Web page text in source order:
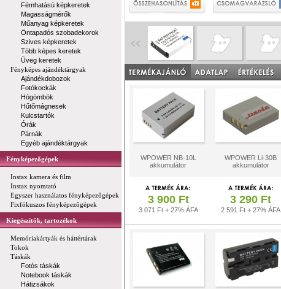
Fémhatású képkeretek
Magasságmérők
Műanyag képkeretek
Öntapadós szobadekorok
Szives képkeretek
Több képes keretek
Üveg keretek
Fényképes ajándéktárgyak
Ajándékdobozok
Fotókockák
Hógömbök
Hűtőmágnesek
Kulcstartók
Órák
Párnák
Egyéb ajándéktárgyak
Fényképezőgépek
Instax kamera és film
Instax nyomtató
Egyszer használatos fényképezőgépek
Fixfókuszos fényképezőgépek
Kiegészítők, tartozékok
Memóriakártyák és háttértárak
Tokok
Táskák
Fotós táskák
Notebook táskák
Hátizsákok
WPOWER NB-10L
akkumulátor
WPOWER Li-30B
akkumulátor
3 900 Ft
3 071 Ft + 27% ÁFA
3 290 Ft
2 591 Ft + 27% ÁFA